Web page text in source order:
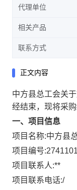
代理单位
相关产品
联系方式
正文内容
中方县总工会关
经结束，现将采购
一、项目信息
项目名称:中方县
项目编号:
项目联系人:**
项目联系电话:/